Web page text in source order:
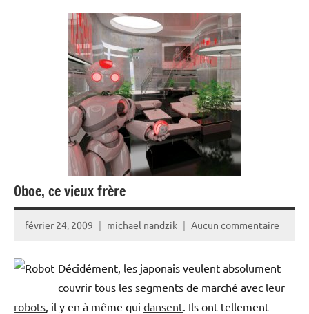
Oboe, ce vieux frère
février 24, 2009 michael nandzik Aucun commentaire
Décidément, les japonais veulent absolument
couvrir tous les segments de marché avec leur
robots , il y en à même qui dansent . Ils ont tellement